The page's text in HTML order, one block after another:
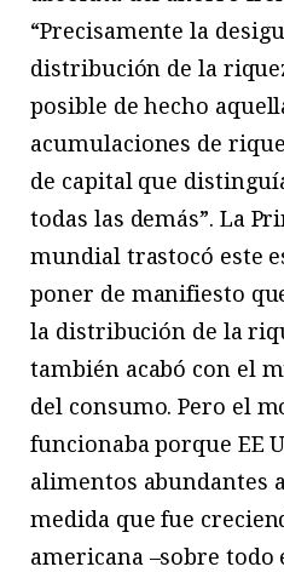
“Precisamente la
distribución de la
posible de hecho
acumulaciones de
de capital que
todas las demás”. La
mundial trastocó este
poner de manifiesto
la distribución de la
también acabó con el
del consumo. Pero el
funcionaba porque EE
alimentos abundantes
medida que fue
americana –sobre todo